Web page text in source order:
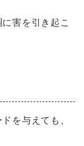
害を引き起こ
を与えても、